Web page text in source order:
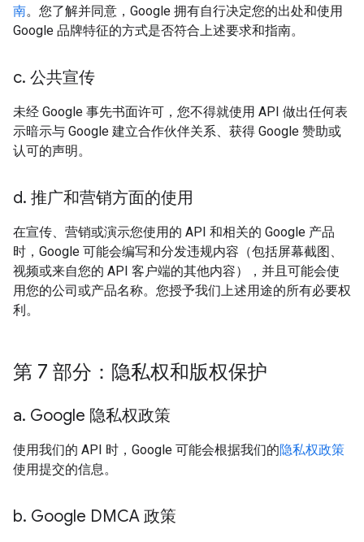
南。您了解并同意，Google 拥有自行决定您的出处和使用
Google 品牌特征的方式是否符合上述要求和指南。
c. 公共宣传
未经 Google 事先书面许可，您不得就使用 API 做出任何表
示暗示与 Google 建立合作伙伴关系、获得 Google 赞助或
认可的声明。
d. 推广和营销方面的使用
在宣传、营销或演示您使用的 API 和相关的 Google 产品
时，Google 可能会编写和分发违规内容（包括屏幕截图、
视频或来自您的 API 客户端的其他内容），并且可能会使
用您的公司或产品名称。您授予我们上述用途的所有必要权
利。
第 7 部分：隐私权和版权保护
a. Google 隐私权政策
使用我们的 API 时，Google 可能会根据我们的隐私权政策
使用提交的信息。
b. Google DMCA 政策